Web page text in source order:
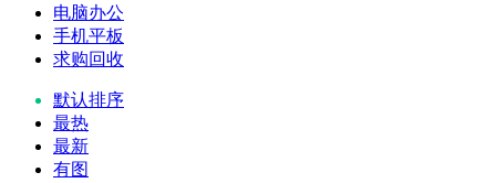
电脑办公
手机平板
求购回收
默认排序
最热
最新
有图